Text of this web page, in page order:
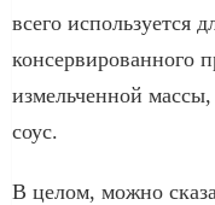
всего используется
консервированного
измельченной
соус.
В целом, можно